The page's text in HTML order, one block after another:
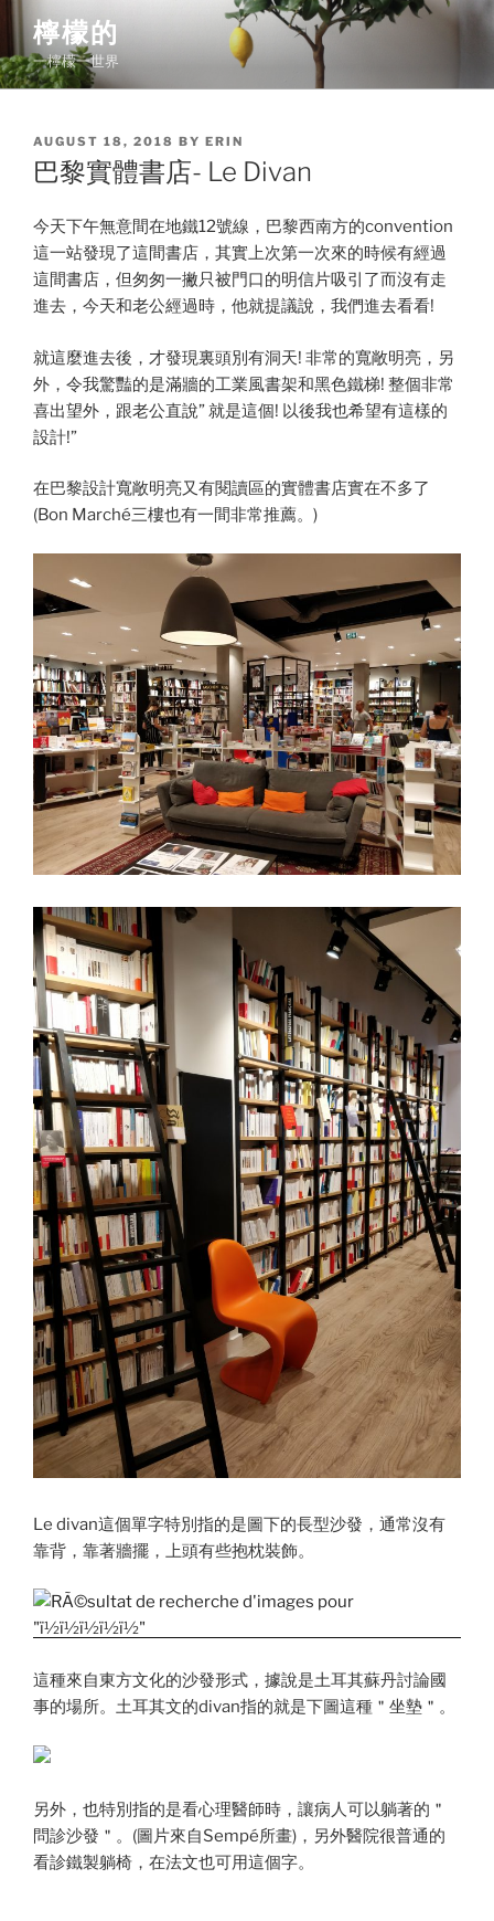
content
檸檬的
一檸檬一世界
POSTED
ON
AUGUST 18, 2018 BY ERIN
巴黎實體書店- Le Divan
今天下午無意間在地鐵12號線，巴黎西南方的convention
這一站發現了這間書店，其實上次第一次來的時候有經過
這間書店，但匆匆一撇只被門口的明信片吸引了而沒有走
進去，今天和老公經過時，他就提議說，我們進去看看!
就這麼進去後，才發現裏頭別有洞天! 非常的寬敞明亮，另
外，令我驚豔的是滿牆的工業風書架和黑色鐵梯! 整個非常
喜出望外，跟老公直說” 就是這個! 以後我也希望有這樣的
設計!”
在巴黎設計寬敞明亮又有閱讀區的實體書店實在不多了
(Bon Marché三樓也有一間非常推薦。)
Le divan這個單字特別指的是圖下的長型沙發，通常沒有
靠背，靠著牆擺，上頭有些抱枕裝飾。
這種來自東方文化的沙發形式，據說是土耳其蘇丹討論國
事的場所。土耳其文的divan指的就是下圖這種＂坐墊＂。
另外，也特別指的是看心理醫師時，讓病人可以躺著的＂
問診沙發＂。(圖片來自Sempé所畫)，另外醫院很普通的
看診鐵製躺椅，在法文也可用這個字。